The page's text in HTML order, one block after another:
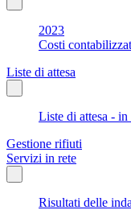
2023
Costi
Liste di attesa
Liste di attesa -
Gestione rifiuti
Servizi in rete
Risultati delle